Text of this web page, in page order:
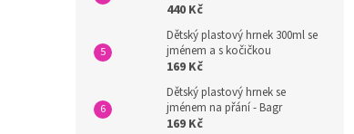
440 Kč
Dětský plastový hrnek 300ml se
jménem a s kočičkou
169 Kč
Dětský plastový hrnek se
jménem na přání - Bagr
169 Kč